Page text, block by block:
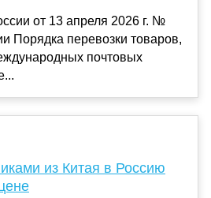
от 13 апреля 2026 г. №
Порядка перевозки товаров,
почтовых
из Китая в Россию